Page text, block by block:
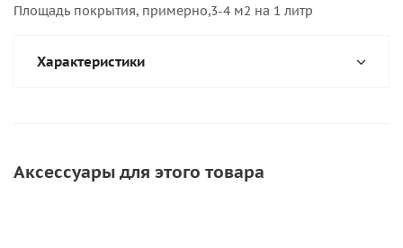
Площадь покрытия, примерно,3-4 м2 на 1 литр
Характеристики
Аксессуары для этого товара